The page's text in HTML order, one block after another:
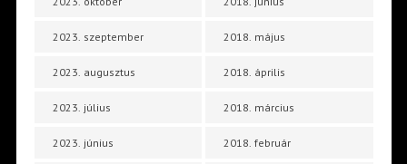
2023. szeptember
2023. augusztus
2023. július
2023. június
2018. május
2018. április
2018. március
2018. február